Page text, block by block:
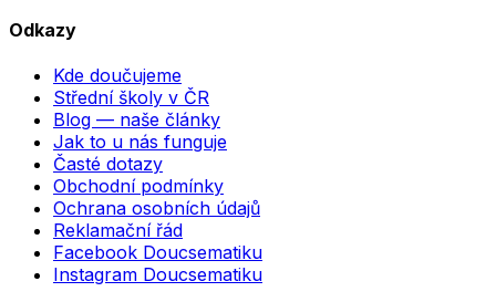
Odkazy
Kde doučujeme
Střední školy v ČR
Blog — naše články
Jak to u nás funguje
Časté dotazy
Obchodní podmínky
Ochrana osobních údajů
Reklamační řád
Facebook Doucsematiku
Instagram Doucsematiku